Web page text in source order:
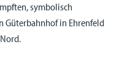
symbolisch
Güterbahnhof in Ehrenfeld